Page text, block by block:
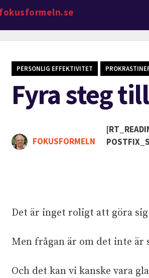
PERSONLIG EFFEKTIVITET
Fyra steg
FOKUSFORMELN
Det är inget roligt att göra
Men frågan är om det inte är
Och det kan vi kanske vara